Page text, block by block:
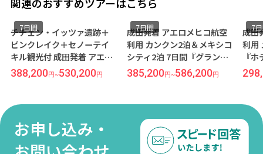
チチェン・イッツァ遺跡＋
ピンクレイク＋セノーテイ
キル観光付 成田発着 アエロ
メヒコ航空利用 カンクン 7
日間『ホテル NYX カンクン
ブ）』指定
7日間
388,200円~530,200円
成田発着 アエロメヒコ航空
利用 カンクン2泊＆メキシコ
シティ2泊 7日間『グランド
フィエスタアメリカーナ
（オールインクルーシ
7日間
385,200円~586,200円
成田
利用
『
シテ
7
お申し込み・